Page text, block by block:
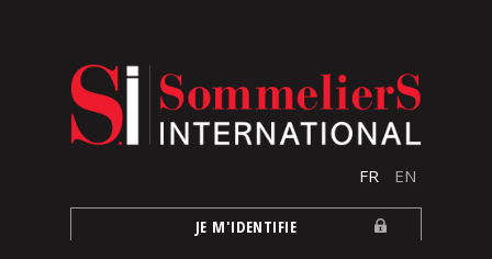
FR EN
JE M'IDENTIFIE